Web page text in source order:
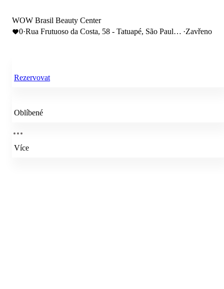
WOW Brasil Beauty Center
0·Rua Frutuoso da Costa, 58 - Tatuapé, São Paulo - ·Zavřeno
Rezervovat
Oblíbené
Více